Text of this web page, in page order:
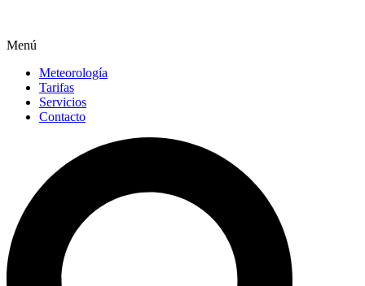
Menú
Meteorología
Tarifas
Servicios
Contacto